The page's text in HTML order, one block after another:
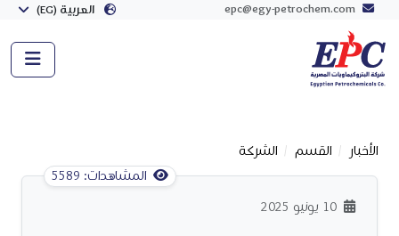
epc@egy-petrochem.com العربية (EG)
الأخبار القسم الشركة
المشاهدات: 5589